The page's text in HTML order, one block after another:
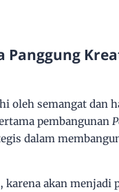
oleh semangat dan
pembangunan
dalam
akan menjadi